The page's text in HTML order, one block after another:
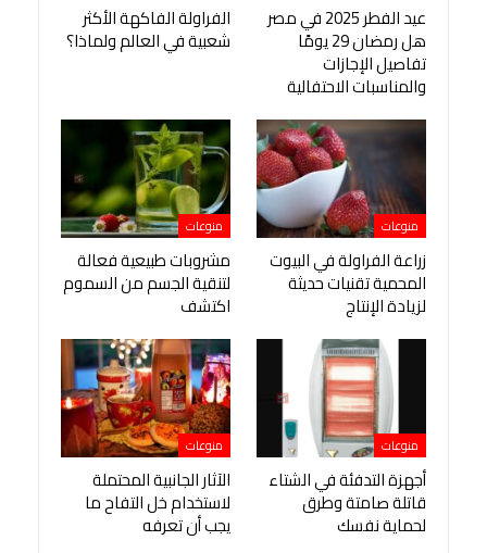
عيد الفطر 2025 في مصر
هل رمضان 29 يومًا
تفاصيل الإجازات
والمناسبات الاحتفالية
الفراولة الفاكهة الأكثر
شعبية في العالم ولماذا؟
منوعات
زراعة الفراولة في البيوت
المحمية تقنيات حديثة
لزيادة الإنتاج
منوعات
مشروبات طبيعية فعالة
لتنقية الجسم من السموم
اكتشف
منوعات
أجهزة التدفئة في الشتاء
قاتلة صامتة وطرق
لحماية نفسك
منوعات
الآثار الجانبية المحتملة
لاستخدام خل التفاح ما
يجب أن تعرفه